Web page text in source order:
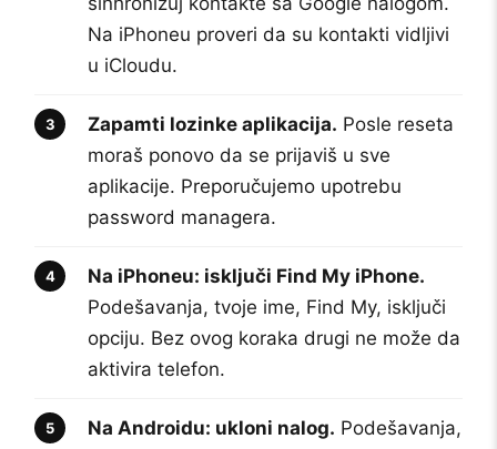
Na iPhoneu proveri da su kontakti vidljivi
u iCloudu.
Zapamti lozinke aplikacija. Posle reseta
moraš ponovo da se prijaviš u sve
aplikacije. Preporučujemo upotrebu
password managera.
Na iPhoneu: isključi Find My iPhone.
Podešavanja, tvoje ime, Find My, isključi
opciju. Bez ovog koraka drugi ne može da
aktivira telefon.
Na Androidu: ukloni nalog. Podešavanja,